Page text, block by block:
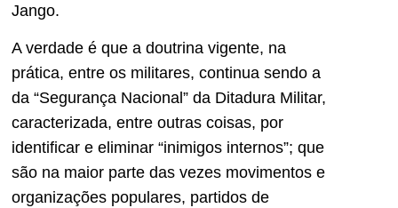
Jango.
A verdade é que a doutrina vigente, na
prática, entre os militares, continua sendo a
da “Segurança Nacional” da Ditadura Militar,
caracterizada, entre outras coisas, por
identificar e eliminar “inimigos internos”; que
são na maior parte das vezes movimentos e
organizações populares, partidos de